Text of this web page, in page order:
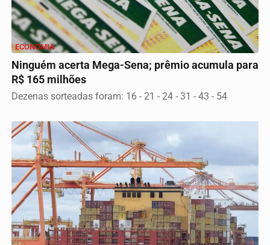
ECONOMIA
Ninguém acerta Mega-Sena; prêmio acumula para
R$ 165 milhões
Dezenas sorteadas foram: 16 - 21 - 24 - 31 - 43 - 54